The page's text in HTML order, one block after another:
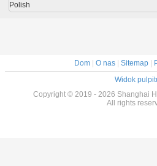
Polish
Dom O nas Sitemap
Widok
Copyright © 2019 - 2026 Shanghai
All rights